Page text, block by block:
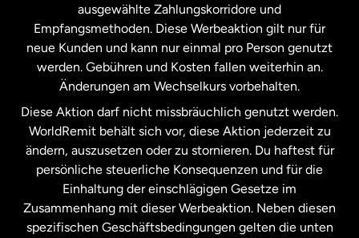
Malaysia
Neuseeland
Niederlande
Schweden
Spanien
ausgewählte Zahlungskorridore und
Empfangsmethoden. Diese Werbeaktion gilt nur für
neue Kunden und kann nur einmal pro Person genutzt
werden. Gebühren und Kosten fallen weiterhin an.
Änderungen am Wechselkurs vorbehalten.
Diese Aktion darf nicht missbräuchlich genutzt werden.
WorldRemit behält sich vor, diese Aktion jederzeit zu
ändern, auszusetzen oder zu stornieren. Du haftest für
persönliche steuerliche Konsequenzen und für die
Einhaltung der einschlägigen Gesetze im
Zusammenhang mit dieser Werbeaktion. Neben diesen
spezifischen Geschäftsbedingungen gelten die unten